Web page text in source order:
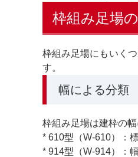
枠組み足場
枠組み足場にもいく
す。
幅による分類
枠組み足場は建枠の
* 610型（W-610）：
* 914型（W-914）：